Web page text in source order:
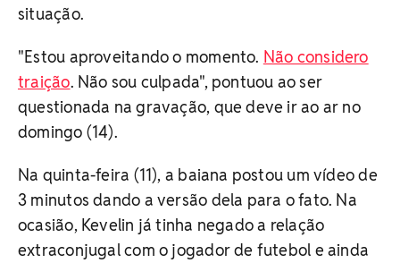
situação.
"Estou aproveitando o momento. Não considero
traição. Não sou culpada", pontuou ao ser
questionada na gravação, que deve ir ao ar no
domingo (14).
Na quinta-feira (11), a baiana postou um vídeo de
3 minutos dando a versão dela para o fato. Na
ocasião, Kevelin já tinha negado a relação
extraconjugal com o jogador de futebol e ainda